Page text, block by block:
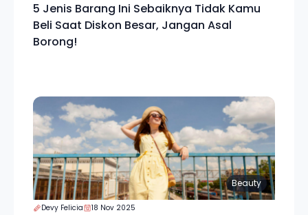
5 Jenis Barang Ini Sebaiknya Tidak Kamu
Beli Saat Diskon Besar, Jangan Asal
Borong!
Beauty
Devy Felicia 18 Nov 2025